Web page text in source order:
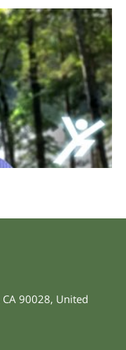
CA 90028, United